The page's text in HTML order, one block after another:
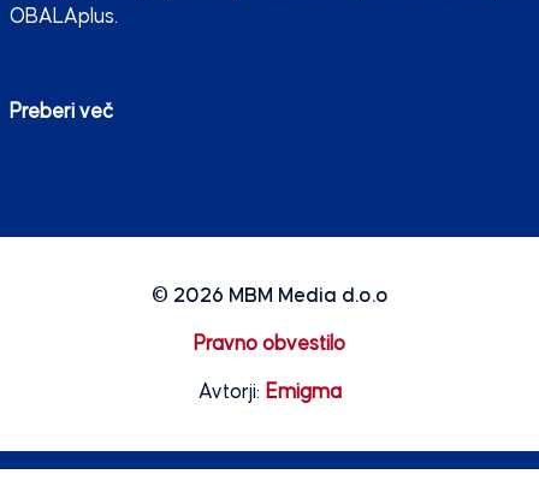
OBALAplus.
Preberi več
© 2026 MBM Media d.o.o
Pravno obvestilo
Avtorji: Emigma